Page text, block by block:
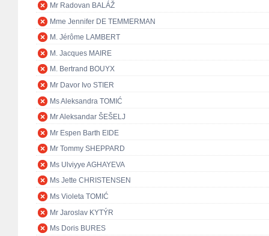
Mr Radovan BALÁŽ
Mme Jennifer DE TEMMERMAN
M. Jérôme LAMBERT
M. Jacques MAIRE
M. Bertrand BOUYX
Mr Davor Ivo STIER
Ms Aleksandra TOMIĆ
Mr Aleksandar ŠEŠELJ
Mr Espen Barth EIDE
Mr Tommy SHEPPARD
Ms Ulviyye AGHAYEVA
Ms Jette CHRISTENSEN
Ms Violeta TOMIĆ
Mr Jaroslav KYTÝR
Ms Doris BURES